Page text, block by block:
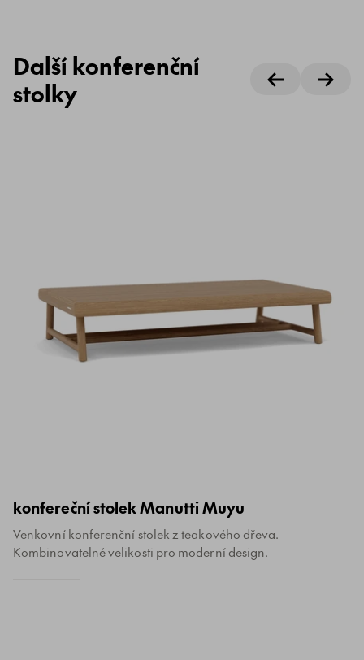
Další konferenční
stolky
konfereční stolek Manutti Muyu
Venkovní konferenční stolek z teakového dřeva.
Kombinovatelné velikosti pro moderní design.